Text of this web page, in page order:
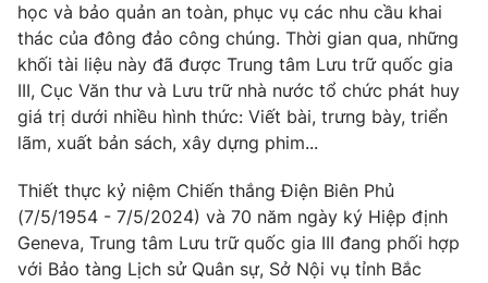
thuận bằng văn bản. Ghi rõ nguồn VTV.vn khi phát hành lại
thông tin từ website này.
học và bảo quản an toàn, phục vụ các nhu cầu khai
thác của đông đảo công chúng. Thời gian qua, những
khối tài liệu này đã được Trung tâm Lưu trữ quốc gia
III, Cục Văn thư và Lưu trữ nhà nước tổ chức phát huy
giá trị dưới nhiều hình thức: Viết bài, trưng bày, triển
lãm, xuất bản sách, xây dựng phim...
Thiết thực kỷ niệm Chiến thắng Điện Biên Phủ
(7/5/1954 - 7/5/2024) và 70 năm ngày ký Hiệp định
Geneva, Trung tâm Lưu trữ quốc gia III đang phối hợp
với Bảo tàng Lịch sử Quân sự, Sở Nội vụ tỉnh Bắc